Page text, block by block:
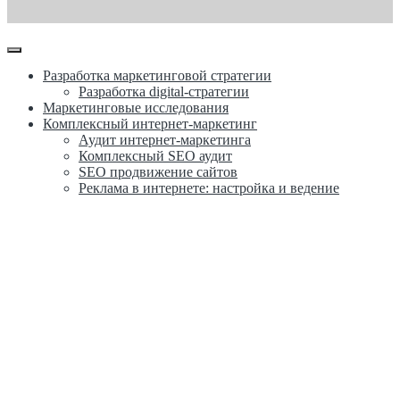
Разработка маркетинговой стратегии
Разработка digital-стратегии
Маркетинговые исследования
Комплексный интернет-маркетинг
Аудит интернет-маркетинга
Комплексный SEO аудит
SEO продвижение сайтов
Реклама в интернете: настройка и ведение